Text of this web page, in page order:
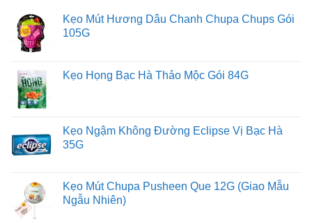
Kẹo Mút Hương Dâu Chanh Chupa Chups Gói
105G
Kẹo Họng Bạc Hà Thảo Mộc Gói 84G
Kẹo Ngậm Không Đường Eclipse Vị Bạc Hà
35G
Kẹo Mút Chupa Pusheen Que 12G (Giao Mẫu
Ngẫu Nhiên)